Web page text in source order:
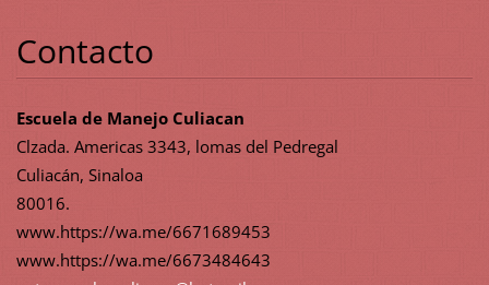
Contacto
Escuela de Manejo Culiacan
Clzada. Americas 3343, lomas del Pedregal
Culiacán, Sinaloa
80016.
www.https://wa.me/6671689453
www.https://wa.me/6673484643